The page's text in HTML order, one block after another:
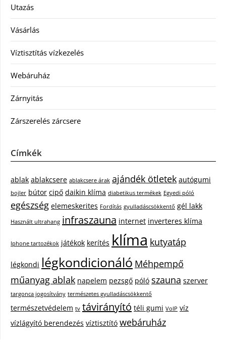
Utazás
Vásárlás
Víztisztítás vízkezelés
Webáruház
Zárnyitás
Zárszerelés zárcsere
Címkék
ablak ablakcsere ablakcsere árak ajándék ötletek autógumi
bojler bútor cipő daikin klíma diabetikus termékek Egyedi póló
egészség elemeskerites Fordítás gyulladáscsökkentő gél lakk
Használt ultrahang infraszauna internet inverteres klíma
Iphone tartozékok játékok kerítés klíma kutyatáp
légkondi légkondicionáló Méhpempő
műanyag ablak napelem pezsgő póló szauna szerver
targonca jogosítvány természetes gyulladáscsökkentő
természetvédelem tv távirányító téli gumi VoIP víz
vízlágyító berendezés víztisztító webáruház